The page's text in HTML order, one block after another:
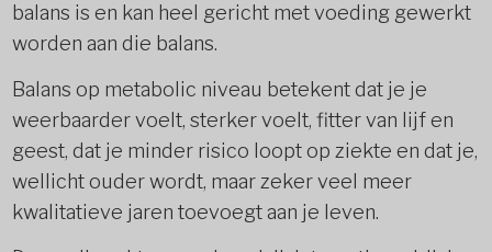
balans is en kan heel gericht met voeding gewerkt
worden aan die balans.
Balans op metabolic niveau betekent dat je je
weerbaarder voelt, sterker voelt, fitter van lijf en
geest, dat je minder risico loopt op ziekte en dat je,
wellicht ouder wordt, maar zeker veel meer
kwalitatieve jaren toevoegt aan je leven.